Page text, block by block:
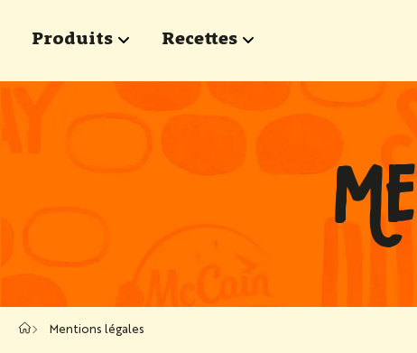
Produits show submenu for "Produits"
Recettes show submenu for
Mentions légales